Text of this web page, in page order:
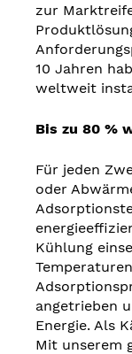
zur
10 Jahren
weltweit
Bis zu 80 %
Für jeden
oder
Kühlung
angetrieben
Energie. Als
Mit unserem